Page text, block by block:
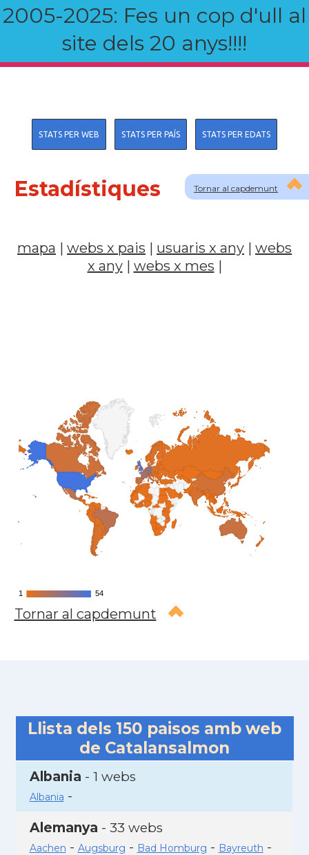
2005-2025: Fes un cop d'ull al
site dels 20 anys!!!!
Tornar al capdemunt
STATS PER WEB STATS PER PAÍS STATS PER EDATS
Estadístiques
mapa | webs x pais | usuaris x any | webs
x any| webs x mes |
11 54
54
Tornar al capdemunt
Llista dels 150 paisos amb web
de Catalansalmon
Albania - 1 webs
Albania -
Alemanya - 33 webs
Aachen - Augsburg - Bad Homburg - Bayreuth -